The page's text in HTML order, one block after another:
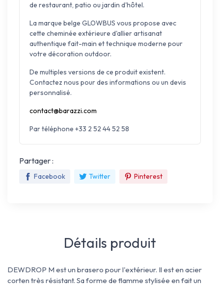
de restaurant, patio ou jardin d'hôtel.
La marque belge GLOWBUS vous propose avec
cette cheminée extérieure d'allier artisanat
authentique fait-main et technique moderne pour
votre décoration outdoor.
De multiples versions de ce produit existent.
Contactez nous pour des informations ou un devis
personnalisé.
contact@barazzi.com
Par téléphone +33 2 52 44 52 58
Partager :
Facebook Twitter Pinterest
Détails produit
DEWDROP M est un brasero pour l'extérieur. Il est en acier
corten très résistant. Sa forme de flamme stylisée en fait un